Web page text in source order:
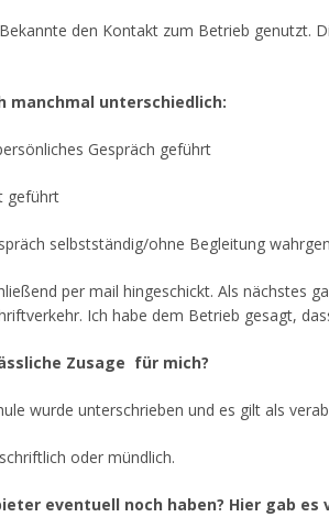
den Kontakt zum Betrieb genutzt.
manchmal unterschiedlich:
Gespräch geführt
geführt
selbstständig/ohne Begleitung
per mail hingeschickt. Als nächstes
Ich habe dem Betrieb gesagt,
Zusage für mich?
wurde unterschrieben und es gilt als
oder mündlich.
eventuell noch haben? Hier gab es